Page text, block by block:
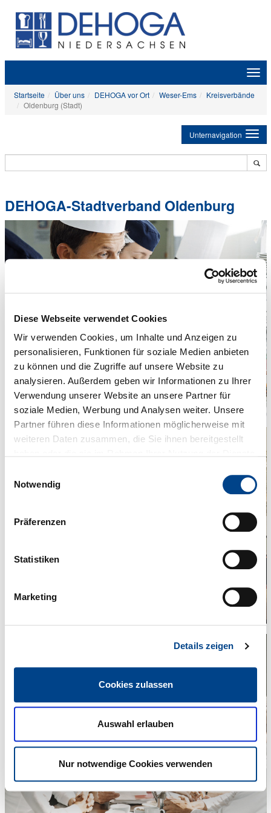
Diese Webseite verwendet Cookies
Wir verwenden Cookies, um Inhalte und Anzeigen zu
personalisieren, Funktionen für soziale Medien anbieten
zu können und die Zugriffe auf unsere Website zu
analysieren. Außerdem geben wir Informationen zu Ihrer
Verwendung unserer Website an unsere Partner für
soziale Medien, Werbung und Analysen weiter. Unsere
Partner führen diese Informationen möglicherweise mit
weiteren Daten zusammen, die Sie ihnen bereitgestellt
Cookies, wenn Sie unsere Webseite weiterhin nutzen.
Notwendig
Präferenzen
Statistiken
Marketing
Details zeigen
Cookies zulassen
Auswahl erlauben
Nur notwendige Cookies verwenden
Startseite
Über uns DEHOGA vor Ort Weser-Ems
Kreisverbände
Oldenburg (Stadt)
Unternavigation
DEHOGA-Stadtverband Oldenburg